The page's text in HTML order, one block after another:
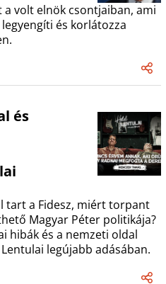
volt elnök csontjaiban, ami
és korlátozza
és
tart a Fidesz, miért torpant
Magyar Péter politikája?
hibák és a nemzeti oldal
legújabb adásában.